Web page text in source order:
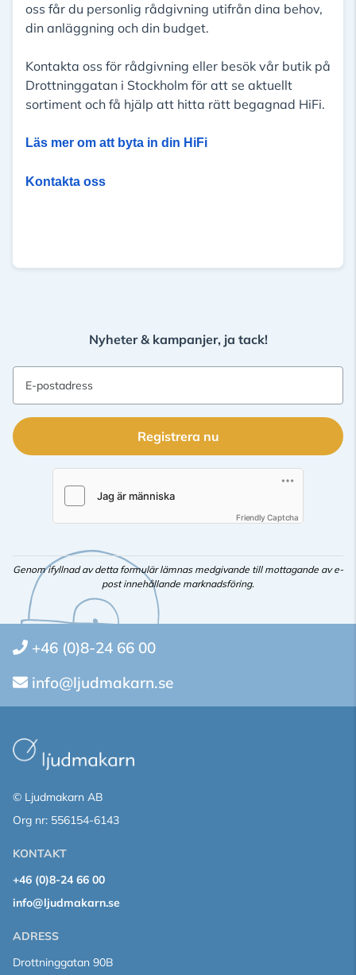
oss får du personlig rådgivning utifrån dina behov,
din anläggning och din budget.
Kontakta oss för rådgivning eller besök vår butik på
Drottninggatan i Stockholm för att se aktuellt
sortiment och få hjälp att hitta rätt begagnad HiFi.
Läs mer om att byta in din HiFi
Kontakta oss
Nyheter & kampanjer, ja tack!
E-postadress
Registrera nu
Friendly Captcha
Genom ifyllnad av detta formulär lämnas medgivande till mottagande av e-
post innehållande marknadsföring.
+46 (0)8-24 66 00
info@ljudmakarn.se
© Ljudmakarn AB
Org nr: 556154-6143
KONTAKT
+46 (0)8-24 66 00
info@ljudmakarn.se
ADRESS
Drottninggatan 90B